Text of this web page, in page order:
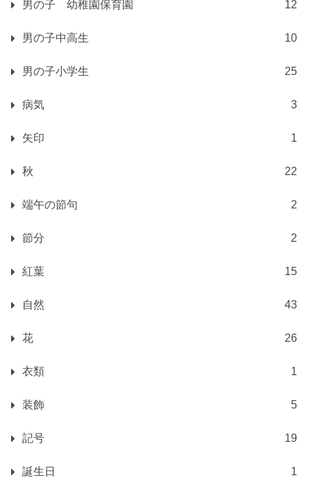
男の子 幼稚園保育園 12
男の子中高生 10
男の子小学生 25
病気 3
矢印 1
秋 22
端午の節句 2
節分 2
紅葉 15
自然 43
花 26
衣類 1
装飾 5
記号 19
誕生日 1